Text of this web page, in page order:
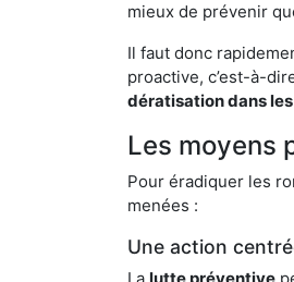
mieux de prévenir
Il faut donc
proactive, c’est-à-
dératisation dans
Les moyens
Pour éradiquer les
menées :
Une action